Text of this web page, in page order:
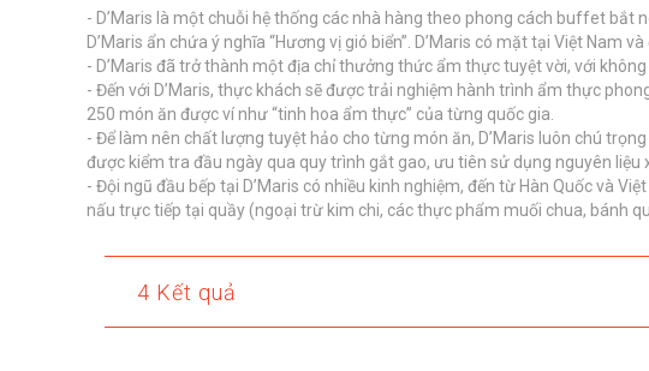
- D’Maris là một chuỗi hệ thống các nhà hàng theo phong cách buffet bắt
D’Maris ẩn chứa ý nghĩa “Hương vị gió biển”. D’Maris có mặt tại Việt
- D’Maris đã trở thành một địa chỉ thưởng thức ẩm thực tuyệt vời, với
- Đến với D’Maris, thực khách sẽ được trải nghiệm hành trình ẩm thực
250 món ăn được ví như “tinh hoa ẩm thực” của từng quốc gia.
- Để làm nên chất lượng tuyệt hảo cho từng món ăn, D’Maris luôn chú
được kiểm tra đầu ngày qua quy trình gắt gao, ưu tiên sử dụng nguyên
- Đội ngũ đầu bếp tại D’Maris có nhiều kinh nghiệm, đến từ Hàn Quốc và
nấu trực tiếp tại quầy (ngoại trừ kim chi, các thực phẩm muối chua, bánh
4 Kết quả